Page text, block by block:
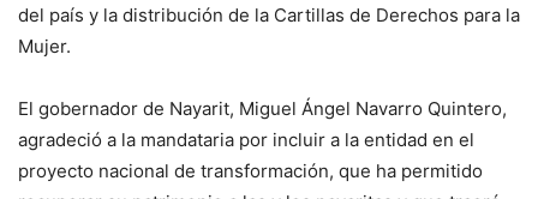
del país y la distribución de la Cartillas de Derechos para la
Mujer.
El gobernador de Nayarit, Miguel Ángel Navarro Quintero,
agradeció a la mandataria por incluir a la entidad en el
proyecto nacional de transformación, que ha permitido